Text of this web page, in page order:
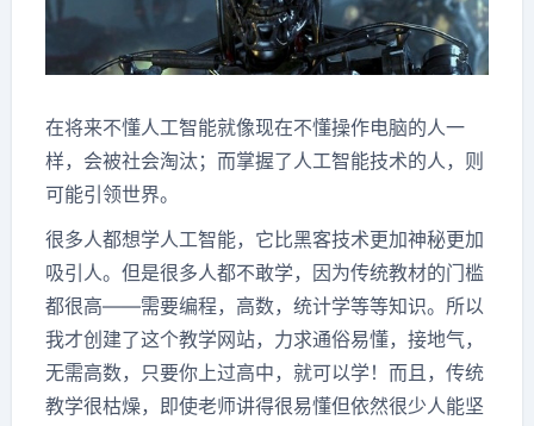
在将来不懂人工智能就像现在不懂操作电脑的人一
样，会被社会淘汰；而掌握了人工智能技术的人，则
可能引领世界。
很多人都想学人工智能，它比黑客技术更加神秘更加
吸引人。但是很多人都不敢学，因为传统教材的门槛
都很高——需要编程，高数，统计学等等知识。所以
我才创建了这个教学网站，力求通俗易懂，接地气，
无需高数，只要你上过高中，就可以学！而且，传统
教学很枯燥，即使老师讲得很易懂但依然很少人能坚